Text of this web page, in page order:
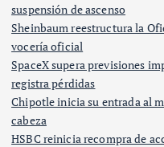
suspensión de ascenso
Sheinbaum reestructura la
vocería oficial
SpaceX supera previsiones
registra pérdidas
Chipotle inicia su entrada al
cabeza
HSBC reinicia recompra de